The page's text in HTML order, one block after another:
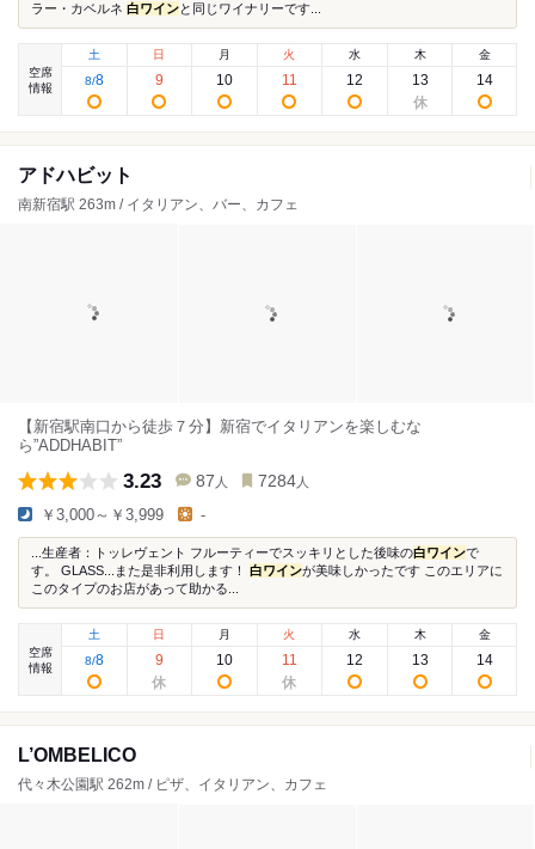
ラー・カベルネ 白ワインと同じワイナリーです...
空席
情報
土
8/8
日
9
月
10
火
11
水
12
木
13
金
14
アドハビット
南新宿駅 263m / イタリアン、バー、カフェ
【新宿駅南口から徒歩７分】新宿でイタリアンを楽しむな
ら”ADDHABIT”
3.23 87 人 7284 人
￥3,000～￥3,999 -
...生産者：トッレヴェント フルーティーでスッキリとした後味の白ワインで
す。 GLASS...また是非利用します！ 白ワインが美味しかったです このエリアに
このタイプのお店があって助かる...
空席
情報
土
8/8
日
9
月
10
火
11
水
12
木
13
金
14
L’OMBELICO
代々木公園駅 262m / ピザ、イタリアン、カフェ